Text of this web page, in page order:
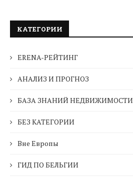
КАТЕГОРИИ
ERENA-РЕЙТИНГ
АНАЛИЗ И ПРОГНОЗ
БАЗА ЗНАНИЙ НЕДВИЖИМОСТИ
БЕЗ КАТЕГОРИИ
Вне Европы
ГИД ПО БЕЛЬГИИ